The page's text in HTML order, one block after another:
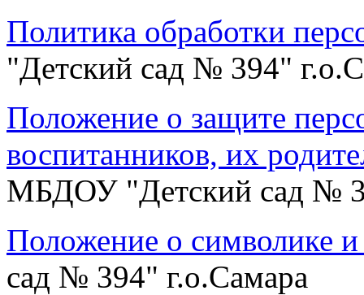
Политика обработки
"Детский сад № 394"
Положение о защите
воспитанников, их
МБДОУ "Детский сад №
Положение о символике
сад № 394" г.о.Самара